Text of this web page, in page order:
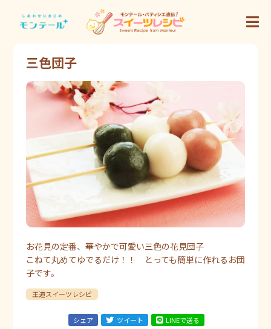
三色団子
お花見の定番、華やかで可愛い三色の花見団子
こねて丸めてゆでるだけ！！ とっても簡単に作れるお団
子です。
王道スイーツレシピ
シェア ツイート LINEで送る